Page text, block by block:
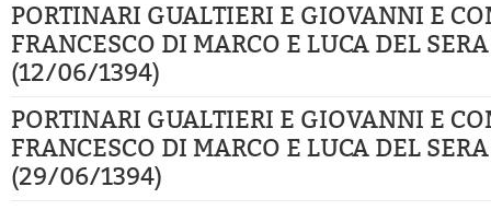
PORTINARI GUALTIERI E GIOVANNI E
FRANCESCO DI MARCO E LUCA DEL
(12/06/1394)
PORTINARI GUALTIERI E GIOVANNI E
FRANCESCO DI MARCO E LUCA DEL
(29/06/1394)